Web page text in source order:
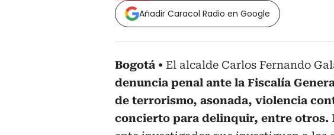
Añadir Caracol Radio en Google
Bogotá El alcalde Carlos Fernando
denuncia penal ante la Fiscalía
de terrorismo, asonada, violencia
concierto para delinquir, entre otros.